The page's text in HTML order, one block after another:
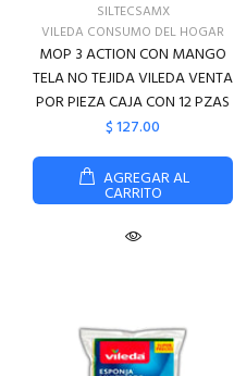
SILTECSAMX
VILEDA CONSUMO DEL HOGAR
MOP 3 ACTION CON MANGO
TELA NO TEJIDA VILEDA VENTA
POR PIEZA CAJA CON 12 PZAS
$ 127.00
AGREGAR AL
CARRITO